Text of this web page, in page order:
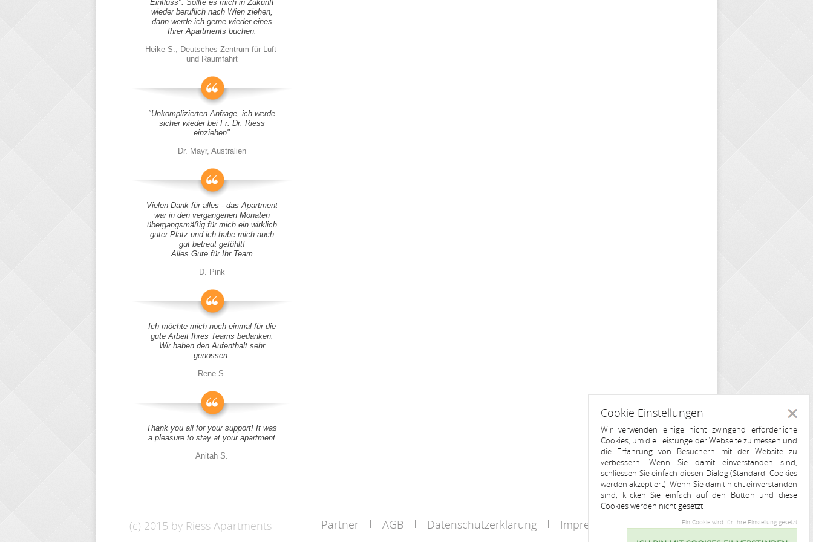
Einfluss". Sollte es mich in Zukunft
wieder beruflich nach Wien ziehen,
dann werde ich gerne wieder eines
Ihrer Apartments buchen.
Heike S., Deutsches Zentrum für Luft-
und Raumfahrt
"Unkomplizierten Anfrage, ich werde
sicher wieder bei Fr. Dr. Riess
einziehen"
Dr. Mayr, Australien
Vielen Dank für alles - das Apartment
war in den vergangenen Monaten
übergangsmäßig für mich ein wirklich
guter Platz und ich habe mich auch
gut betreut gefühlt!
Alles Gute für Ihr Team
D. Pink
Ich möchte mich noch einmal für die
gute Arbeit Ihres Teams bedanken.
Wir haben den Aufenthalt sehr
genossen.
Rene S.
Thank you all for your support! It was
a pleasure to stay at your apartment
Anitah S.
(c) 2015 by Riess Apartments Partner AGB Datenschutzerklärung Impressum Kontakt
Cookie Einstellungen
Wir verwenden einige nicht zwingend erforderliche
Cookies, um die Leistunge der Webseite zu messen und
die Erfahrung von Besuchern mit der Website zu
verbessern. Wenn Sie damit einverstanden sind,
schliessen Sie einfach diesen Dialog (Standard: Cookies
werden akzeptiert). Wenn Sie damit nicht einverstanden
sind, klicken Sie einfach auf den Button und diese
Cookies werden nicht gesetzt.
Ein Cookie wird für Ihre Einstellung gesetzt